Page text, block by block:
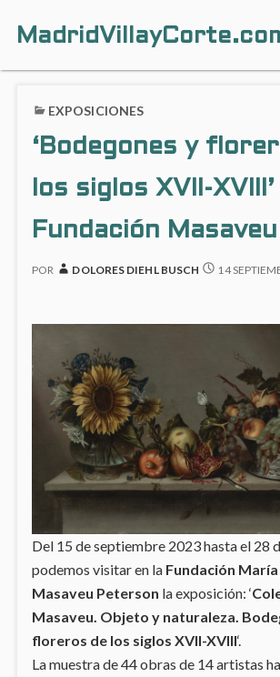
EXPOSICIONES
‘Bodegones y
los siglos XVII-
Fundación Masaveu
POR DOLORES DIEHL BUSCH
14
Del 15 de septiembre 2023 hasta el 28
podemos visitar en la Fundación
Masaveu Peterson la exposición: ‘
Masaveu. Objeto y naturaleza.
floreros de los siglos XVII-XVIII‘.
La muestra de 44 obras de 14 artistas